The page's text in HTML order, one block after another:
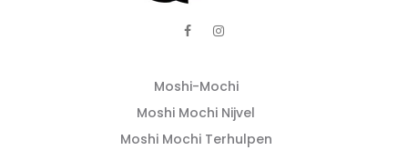
Moshi-Mochi
Moshi Mochi Nijvel
Moshi Mochi Terhulpen